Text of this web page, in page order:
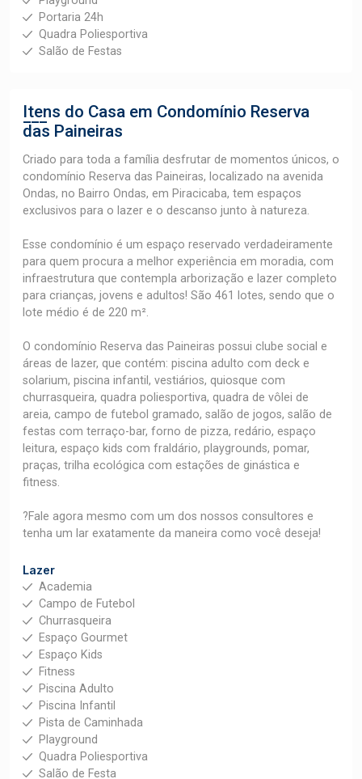
Portaria 24h
Quadra Poliesportiva
Salão de Festas
Itens do Casa em Condomínio Reserva
das Paineiras
Criado para toda a família desfrutar de momentos únicos, o
condomínio Reserva das Paineiras, localizado na avenida
Ondas, no Bairro Ondas, em Piracicaba, tem espaços
exclusivos para o lazer e o descanso junto à natureza.
Esse condomínio é um espaço reservado verdadeiramente
para quem procura a melhor experiência em moradia, com
infraestrutura que contempla arborização e lazer completo
para crianças, jovens e adultos! São 461 lotes, sendo que o
lote médio é de 220 m².
O condomínio Reserva das Paineiras possui clube social e
áreas de lazer, que contém: piscina adulto com deck e
solarium, piscina infantil, vestiários, quiosque com
churrasqueira, quadra poliesportiva, quadra de vôlei de
areia, campo de futebol gramado, salão de jogos, salão de
festas com terraço-bar, forno de pizza, redário, espaço
leitura, espaço kids com fraldário, playgrounds, pomar,
praças, trilha ecológica com estações de ginástica e
fitness.
?Fale agora mesmo com um dos nossos consultores e
tenha um lar exatamente da maneira como você deseja!
Lazer
Academia
Campo de Futebol
Churrasqueira
Espaço Gourmet
Espaço Kids
Fitness
Piscina Adulto
Piscina Infantil
Pista de Caminhada
Playground
Quadra Poliesportiva
Salão de Festa